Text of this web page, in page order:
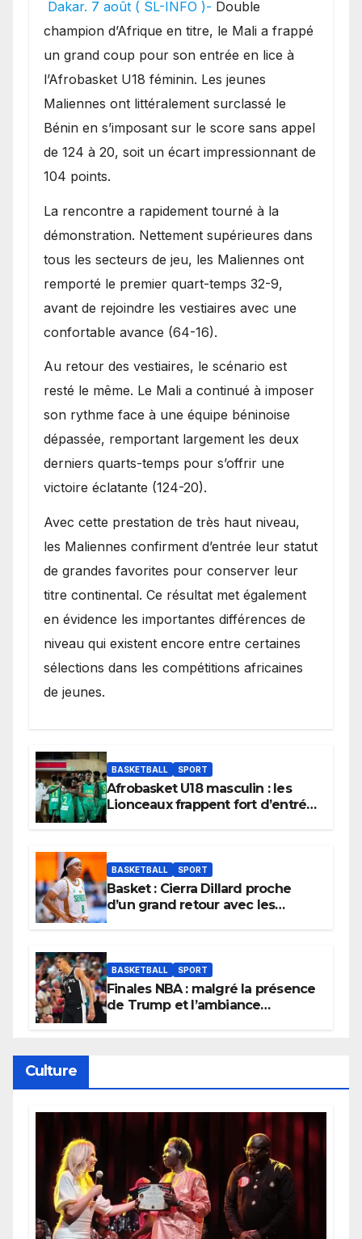
une lourde défaite au
Bénin.
Dakar. 7 août ( SL-INFO )- Double
champion d’Afrique en titre, le Mali a frappé
un grand coup pour son entrée en lice à
l’Afrobasket U18 féminin. Les jeunes
Maliennes ont littéralement surclassé le
Bénin en s’imposant sur le score sans appel
de 124 à 20, soit un écart impressionnant de
104 points.
La rencontre a rapidement tourné à la
démonstration. Nettement supérieures dans
tous les secteurs de jeu, les Maliennes ont
remporté le premier quart-temps 32-9,
avant de rejoindre les vestiaires avec une
confortable avance (64-16).
Au retour des vestiaires, le scénario est
resté le même. Le Mali a continué à imposer
son rythme face à une équipe béninoise
dépassée, remportant largement les deux
derniers quarts-temps pour s’offrir une
victoire éclatante (124-20).
Avec cette prestation de très haut niveau,
les Maliennes confirment d’entrée leur statut
de grandes favorites pour conserver leur
titre continental. Ce résultat met également
en évidence les importantes différences de
niveau qui existent encore entre certaines
sélections dans les compétitions africaines
de jeunes.
BASKETBALL SPORT
Afrobasket U18 masculin : les
Lionceaux frappent fort d’entrée
BASKETBALL SPORT
Basket : Cierra Dillard proche
d’un grand retour avec les
BASKETBALL SPORT
Finales NBA : malgré la présence
de Trump et l’ambiance
Culture